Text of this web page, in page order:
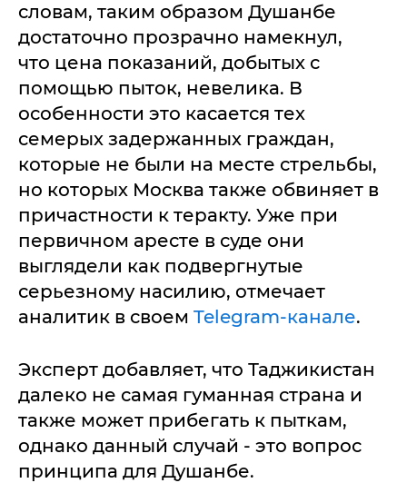
словам, таким образом Душанбе
достаточно прозрачно намекнул,
что цена показаний, добытых с
помощью пыток, невелика. В
особенности это касается тех
семерых задержанных граждан,
которые не были на месте стрельбы,
но которых Москва также обвиняет в
причастности к теракту. Уже при
первичном аресте в суде они
выглядели как подвергнутые
серьезному насилию, отмечает
аналитик в своем Telegram-канале.
Эксперт добавляет, что Таджикистан
далеко не самая гуманная страна и
также может прибегать к пыткам,
однако данный случай - это вопрос
принципа для Душанбе.